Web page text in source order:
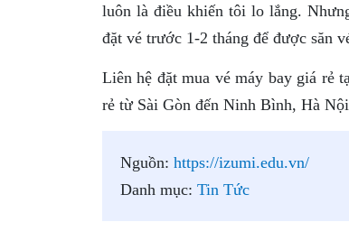
luôn là điều khiến tôi lo lắng.
đặt vé trước 1-2 tháng để được săn
Liên hệ đặt mua vé máy bay giá rẻ
rẻ từ Sài Gòn đến Ninh Bình, Hà
Nguồn: https://izumi.edu.vn/
Danh mục: Tin Tức